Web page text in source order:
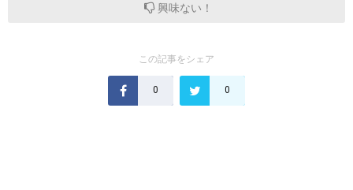
興味ない！
この記事をシェア
0 0